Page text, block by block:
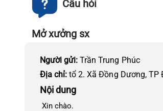
Câu hỏi
Mở xưởng sx
Người gửi:Trần Trung Phúc
Địa chỉ:tổ 2. Xã Đồng Dương, TP
Nội dung
Xin chào.